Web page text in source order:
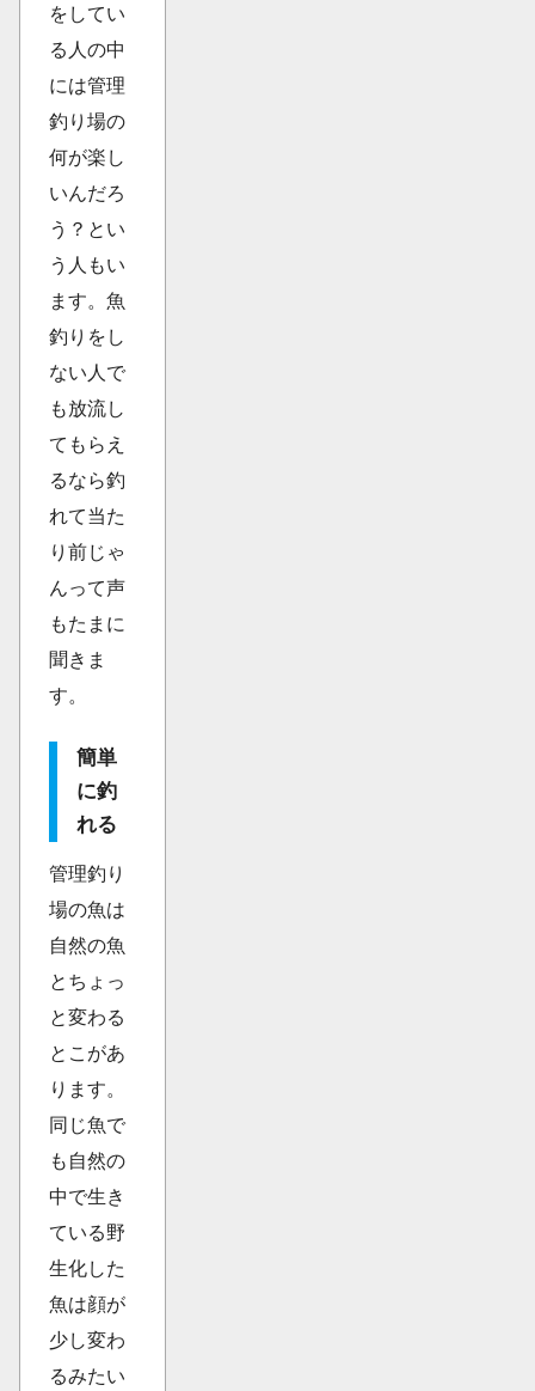
をしてい
る人の中
には管理
釣り場の
何が楽し
いんだろ
う？とい
う人もい
ます。魚
釣りをし
ない人で
も放流し
てもらえ
るなら釣
れて当た
り前じゃ
んって声
もたまに
聞きま
す。
簡単
に釣
れる
管理釣り
場の魚は
自然の魚
とちょっ
と変わる
とこがあ
ります。
同じ魚で
も自然の
中で生き
ている野
生化した
魚は顔が
少し変わ
るみたい